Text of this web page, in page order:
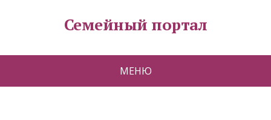
Семейный портал
МЕНЮ